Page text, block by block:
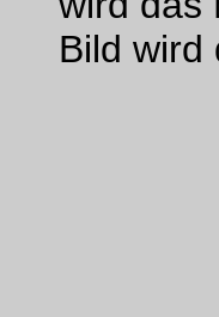
Bild wird